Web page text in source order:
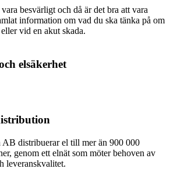
besvärligt och då är det bra att vara
information om vad du ska tänka på om
vid en akut skada.
elsäkerhet
distribuerar el till mer än 900 000
genom ett elnät som möter behoven av
leveranskvalitet.